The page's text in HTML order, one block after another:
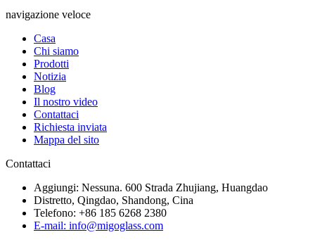
navigazione veloce
Casa
Chi siamo
Prodotti
Notizia
Blog
Il nostro video
Contattaci
Richiesta inviata
Mappa del sito
Contattaci
Aggiungi: Nessuna. 600 Strada Zhujiang, Huangdao
Distretto, Qingdao, Shandong, Cina
Telefono: +86 185 6268 2380
E-mail: info@migoglass.com